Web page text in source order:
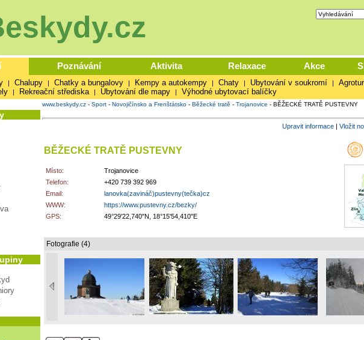
Poznávání Aktivita Relaxace Akce
| Chalupy | Chatky a bungalovy | Kempy a autokempy | Chaty | Ubytování v soukromí |
| Rekreační střediska | Ubytování dle mapy | Výhodné ubytovací balíčky
www.beskydy.cz- Sport- Novojičínsko a Frenštátsko- Běžecké tratě - Trojanovice - BĚŽECKÉ TRATĚ PUSTEVNY
Upravit informace| Vložit
BĚŽECKÉ TRATĚ PUSTEVNY
Místo:
Trojanovice
Telefon:
+420 739 392 969
Email:
lanovka(zavináč)pustevny(tečka)cz
WWW:
https://www.pustevny.cz/bezky/
GPS:
49°29'22,740"N, 18°15'54,410"E
Fotografie (4)